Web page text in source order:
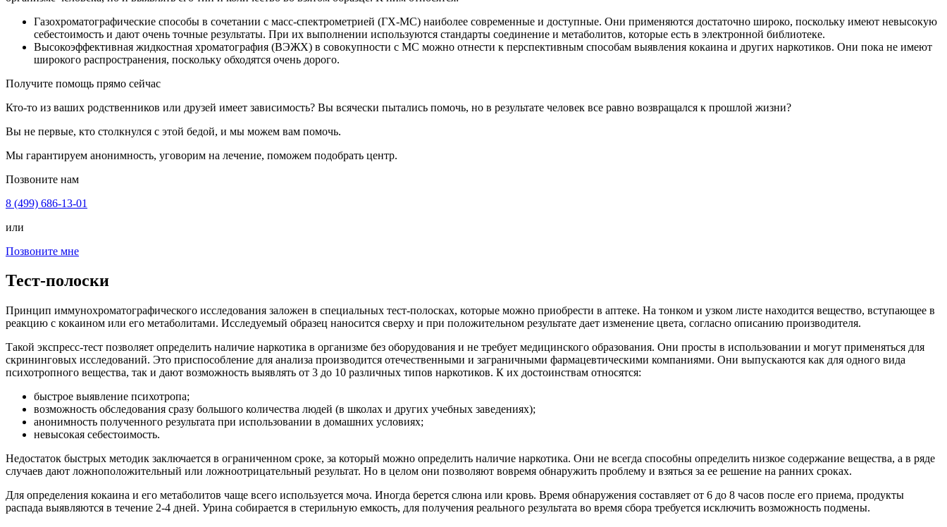
Газохроматографические способы в сочетании с масс-спектрометрией (ГХ-МС) наиболее современные и доступные. Они применяются достаточно широко, поскольку имеют невысокую
себестоимость и дают очень точные результаты. При их выполнении используются стандарты соединение и метаболитов, которые есть в электронной библиотеке.
Высокоэффективная жидкостная хроматография (ВЭЖХ) в совокупности с МС можно отнести к перспективным способам выявления кокаина и других наркотиков. Они пока не имеют
широкого распространения, поскольку обходятся очень дорого.
Получите помощь прямо сейчас
Кто-то из ваших родственников или друзей имеет зависимость? Вы всячески пытались помочь, но в результате человек все равно возвращался к прошлой жизни?
Вы не первые, кто столкнулся с этой бедой, и мы можем вам помочь.
Мы гарантируем анонимность, уговорим на лечение, поможем подобрать центр.
Позвоните нам
8 (499) 686-13-01
или
Позвоните мне
Тест-полоски
Принцип иммунохроматографического исследования заложен в специальных тест-полосках, которые можно приобрести в аптеке. На тонком и узком листе находится вещество, вступающее в
реакцию с кокаином или его метаболитами. Исследуемый образец наносится сверху и при положительном результате дает изменение цвета, согласно описанию производителя.
Такой экспресс-тест позволяет определить наличие наркотика в организме без оборудования и не требует медицинского образования. Они просты в использовании и могут применяться для
скрининговых исследований. Это приспособление для анализа производится отечественными и заграничными фармацевтическими компаниями. Они выпускаются как для одного вида
психотропного вещества, так и дают возможность выявлять от 3 до 10 различных типов наркотиков. К их достоинствам относятся:
быстрое выявление психотропа;
возможность обследования сразу большого количества людей (в школах и других учебных заведениях);
анонимность полученного результата при использовании в домашних условиях;
невысокая себестоимость.
Недостаток быстрых методик заключается в ограниченном сроке, за который можно определить наличие наркотика. Они не всегда способны определить низкое содержание вещества, а в ряде
случаев дают ложноположительный или ложноотрицательный результат. Но в целом они позволяют вовремя обнаружить проблему и взяться за ее решение на ранних сроках.
Для определения кокаина и его метаболитов чаще всего используется моча. Иногда берется слюна или кровь. Время обнаружения составляет от 6 до 8 часов после его приема, продукты
распада выявляются в течение 2-4 дней. Урина собирается в стерильную емкость, для получения реального результата во время сбора требуется исключить возможность подмены.